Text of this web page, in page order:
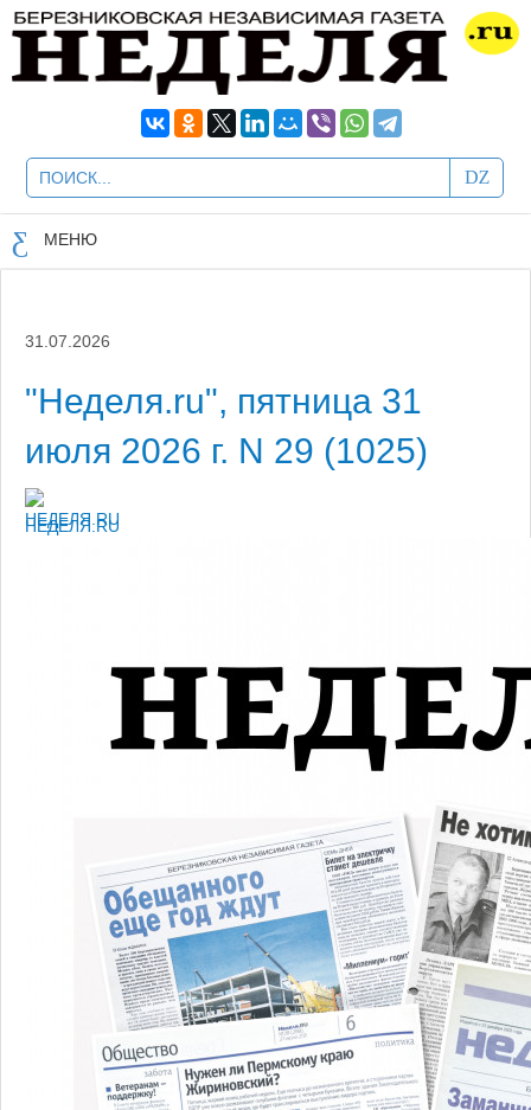
МЕНЮ
31.07.2026
"Неделя.ru", пятница 31
июля 2026 г. N 29 (1025)
НЕДЕЛЯ.RU